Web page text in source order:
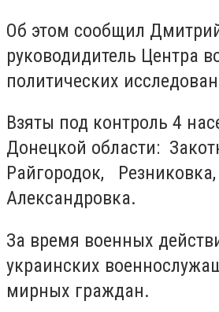
Об этом сообщил
руководидитель Центра
политических
Взяты под контроль 4
Донецкой области:
Райгородок,
Александровка.
За время военных
украинских
мирных граждан.